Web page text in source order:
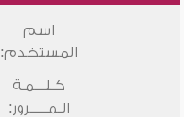
اسم
المستخدم:
كـلـــمـة
الـمـــــرور: